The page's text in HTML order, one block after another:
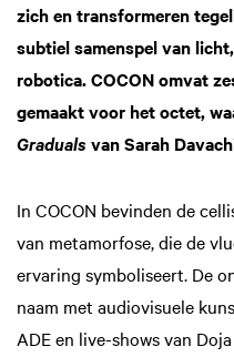
zich en transformeren
subtiel samenspel van
robotica. COCON omvat
gemaakt voor het octet,
Graduals van Sarah
In COCON bevinden de
van metamorfose, die de
ervaring symboliseert. De
naam met audiovisuele
ADE en live-shows van